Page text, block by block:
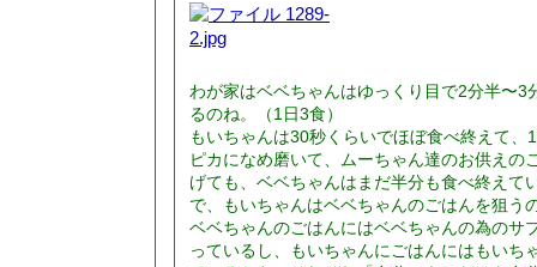
わが家はベベちゃんはゆっくり目で2分半〜3
るのね。（1日3食）
もいちゃんは30秒くらいでほぼ食べ終えて、
ピカになめ磨いて、ムーちゃん達のお供えの
げても、ベベちゃんはまだ半分も食べ終えて
で、もいちゃんはベベちゃんのごはんを狙う
ベベちゃんのごはんにはベベちゃんの為のサ
っているし、もいちゃんにごはんにはもいち